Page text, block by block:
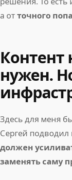
а отточного
Контент
нужен.
Здесь для меня
Сергей
должен
заменять саму